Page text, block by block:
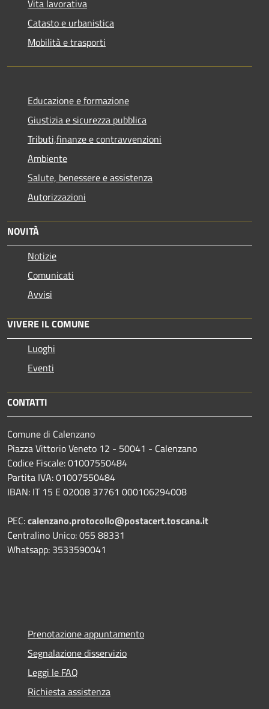
Vita lavorativa
Catasto e urbanistica
Mobilità e trasporti
Educazione e formazione
Giustizia e sicurezza pubblica
Tributi,finanze e contravvenzioni
Ambiente
Salute, benessere e assistenza
Autorizzazioni
NOVITÀ
Notizie
Comunicati
Avvisi
VIVERE IL COMUNE
Luoghi
Eventi
CONTATTI
Comune di Calenzano
Piazza Vittorio Veneto 12 - 50041 - Calenzano
Codice Fiscale: 01007550484
Partita IVA: 01007550484
IBAN: IT 15 E 02008 37761 000106294008
PEC:calenzano.protocollo@postacert.toscana.it
Centralino Unico: 055 88331
Whatsapp: 3533590041
Prenotazione appuntamento
Segnalazione disservizio
Leggi le FAQ
Richiesta assistenza